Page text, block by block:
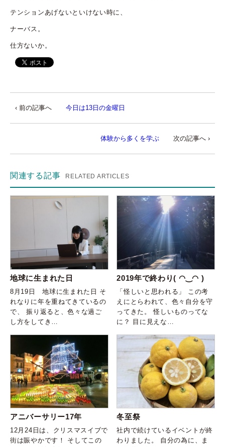
テンションあげないといけない時に、
ナーバス。
仕方ないか。
‹ 前の記事へ 今日は13日の金曜日
体験から多くを学ぶ 次の記事へ ›
関連する記事 RELATED ARTICLES
地球に生まれた日
8月19日 地球に生まれた日 そ
れなりに年を重ねてきているの
で、 振り返ると、色々な過ご
し方をしてき…
2019年で終わり( ◠‿◠ )
「怪しいと思われる」 この考
えにとらわれて、色々自分を守
ってきた。 怪しいものってな
に？ 目に見えな…
アニバーサリー17年
12月24日は、クリスマスイブで
街は賑やかです！ そしてこの
冬至祭
社内で続けているイベントが終
わりました。 自分の為に、ま